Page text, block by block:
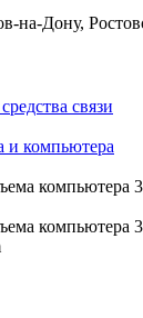
на-Дону,
связи
и компьютера
компьютера
компьютера